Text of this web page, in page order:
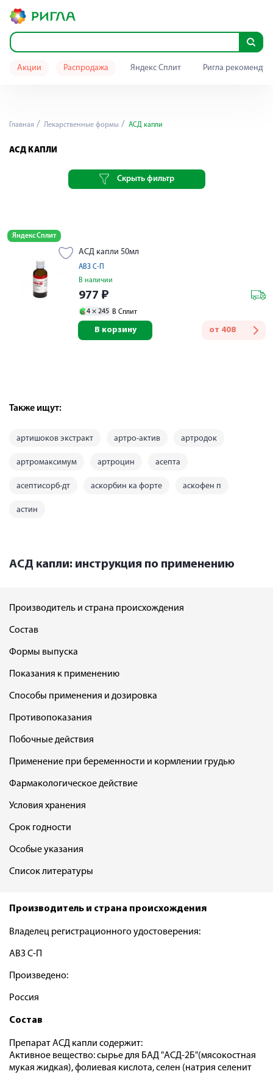
Акции Распродажа Яндекс Сплит Ригла
Главная Лекарственные формы АСД капли
АСД КАПЛИ
Скрыть фильтр
Яндекс Сплит
АСД капли 50мл
АВЗ С-П
В наличии
977 ₽
4 × 245 В Сплит
от 408
В корзину
Также ищут:
артишоков экстракт артро-актив артродок
артромаксимум артроцин асепта
асептисорб-дт аскорбин ка форте аскофен п
астин
АСД капли: инструкция по применению
Производитель и страна происхождения
Состав
Формы выпуска
Показания к применению
Способы применения и дозировка
Противопоказания
Побочные действия
Применение при беременности и кормлении грудью
Фармакологическое действие
Условия хранения
Срок годности
Особые указания
Список литературы
Производитель и страна происхождения
Владелец регистрационного удостоверения:
АВЗ С-П
Произведено:
Россия
Состав
Препарат АСД капли содержит:
Активное вещество: сырье для БАД "АСД-2Б"(мясокостная
мукая жидкая), фолиевая кислота, селен (натрия селенит